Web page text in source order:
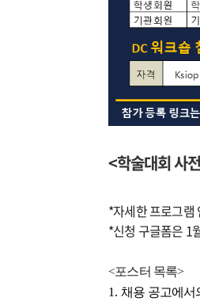
<학술대회 사
*자세한 프로그램
*신청 구글폼은 1
<포스터 목록>
1. 채용 공고에서